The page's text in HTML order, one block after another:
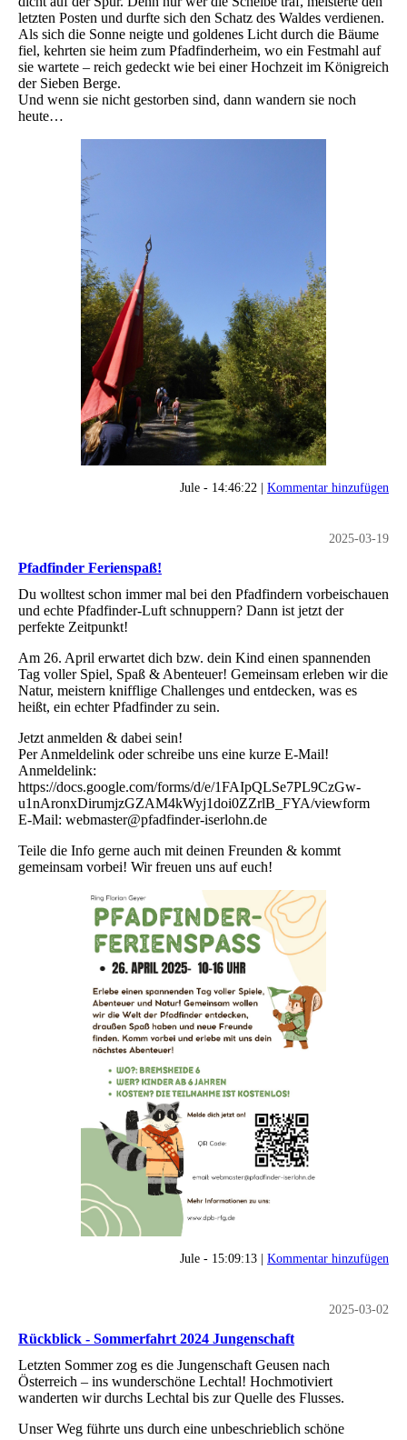
letzten Posten und durfte sich den Schatz des Waldes verdienen.
Als sich die Sonne neigte und goldenes Licht durch die Bäume
fiel, kehrten sie heim zum Pfadfinderheim, wo ein Festmahl auf
sie wartete – reich gedeckt wie bei einer Hochzeit im Königreich
der Sieben Berge.
Und wenn sie nicht gestorben sind, dann wandern sie noch
heute…
Jule - 14:46:22 | Kommentar hinzufügen
2025-03-19
Pfadfinder Ferienspaß!
Du wolltest schon immer mal bei den Pfadfindern vorbeischauen
und echte Pfadfinder-Luft schnuppern? Dann ist jetzt der
perfekte Zeitpunkt!
Am 26. April erwartet dich bzw. dein Kind einen spannenden
Tag voller Spiel, Spaß & Abenteuer! Gemeinsam erleben wir die
Natur, meistern knifflige Challenges und entdecken, was es
heißt, ein echter Pfadfinder zu sein.
Jetzt anmelden & dabei sein!
Per Anmeldelink oder schreibe uns eine kurze E-Mail!
Anmeldelink:
https://docs.google.com/forms/d/e/1FAIpQLSe7PL9CzGw-
u1nAronxDirumjzGZAM4kWyj1doi0ZZrlB_FYA/viewform
E-Mail: webmaster@pfadfinder-iserlohn.de
Teile die Info gerne auch mit deinen Freunden & kommt
gemeinsam vorbei! Wir freuen uns auf euch!
Jule - 15:09:13 | Kommentar hinzufügen
2025-03-02
Rückblick - Sommerfahrt 2024 Jungenschaft
Letzten Sommer zog es die Jungenschaft Geusen nach
Österreich – ins wunderschöne Lechtal! Hochmotiviert
wanderten wir durchs Lechtal bis zur Quelle des Flusses.
Unser Weg führte uns durch eine unbeschrieblich schöne